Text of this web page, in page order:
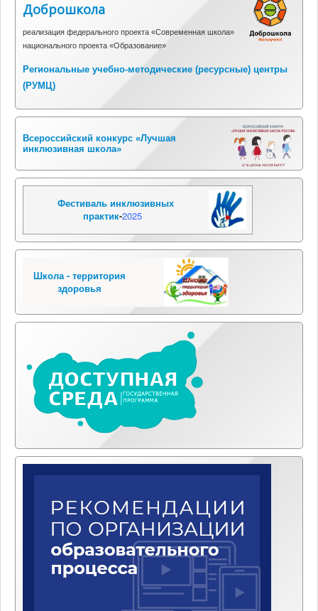
Доброшкола
реализация федерального проекта «Современная школа»
национального проекта «Образование»
Региональные учебно-методические (ресурсные) центры
(РУМЦ)
Всероссийский конкурс «Лучшая
инклюзивная школа»
Фестиваль инклюзивных
практик-2025
Школа - территория
здоровья